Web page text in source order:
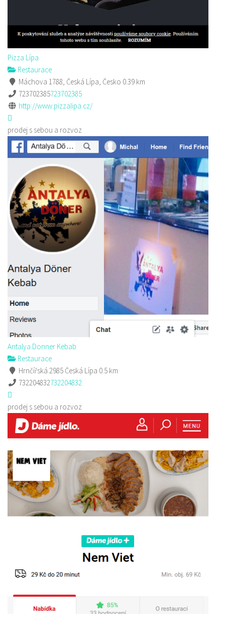
Pizza Lípa
Restaurace
Máchova 1788, Česká Lípa, Česko 0.39 km
723702385723702385
http://www.pizzalipa.cz/
prodej s sebou a rozvoz
Antalya Donner Kebab
Restaurace
Hrnčířská 2985 Česká Lípa 0.5 km
732204832732204832
prodej s sebou a rozvoz